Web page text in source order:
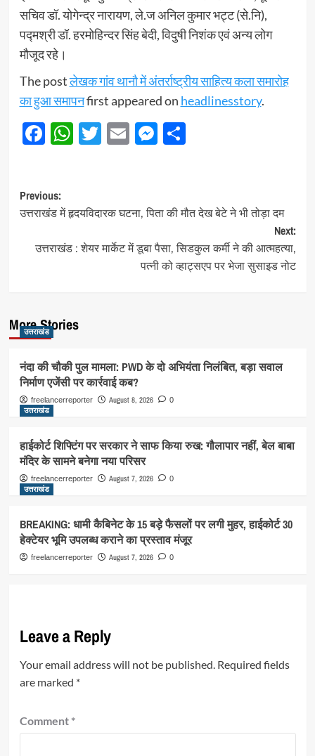
सचिव डॉ. योगेन्द्र नारायण, ले.ज अनिल कुमार भट्ट (से.नि),
पद्मश्री डॉ. हरमोहिन्दर सिंह बेदी, विदुषी निशंक एवं अन्य लोग
मौजूद रहे।
The postलेखक गांव थानौ में अंतर्राष्ट्रीय साहित्य कला समारोह
का हुआ समापनfirst appeared on headlinesstory.
Facebook
WhatsApp
Twitter
EmailMessenger
Share
Post
navigation
Previous:
उत्तराखंड में हृदयविदारक घटना, पिता की मौत देख बेटे ने भी तोड़ा दम
Next:
उत्तराखंड : शेयर मार्केट में डूबा पैसा, सिडकुल कर्मी ने की आत्महत्या,
पत्नी को व्हाट्सएप पर भेजा सुसाइड नोट
More Stories
उत्तराखंड
नंदा की चौकी पुल मामला: PWD के दो अभियंता निलंबित, बड़ा सवाल
निर्माण एजेंसी पर कार्रवाई कब?
freelancerreporter August 8, 2026 0
उत्तराखंड
हाईकोर्ट शिफ्टिंग पर सरकार ने साफ किया रुख: गौलापार नहीं, बेल बाबा
मंदिर के सामने बनेगा नया परिसर
freelancerreporter August 7, 2026 0
उत्तराखंड
BREAKING: धामी कैबिनेट के 15 बड़े फैसलों पर लगी मुहर, हाईकोर्ट 30
हेक्टेयर भूमि उपलब्ध कराने का प्रस्ताव मंजूर
freelancerreporter August 7, 2026 0
Leave a Reply
Your email address will not be published. Required fields
are marked *
Comment *